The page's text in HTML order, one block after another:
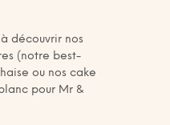
découvrir nos
(notre best-
ou nos cake
pour Mr &